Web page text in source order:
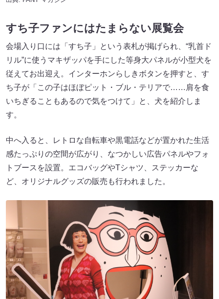
すち子ファンにはたまらない展覧会
会場入り口には「すち子」という表札が掲げられ、“乳首ド
リル”に使うマキザッパを手にした等身大パネルが小型犬を
従えてお出迎え。インターホンらしきボタンを押すと、す
ち子が「この子はほぼピット・ブル・テリアで……肩を食
いちぎることもあるので気をつけて」と、犬を紹介しま
す。
中へ入ると、レトロな自転車や黒電話などが置かれた生活
感たっぷりの空間が広がり、なつかしい広告パネルやフォ
トブースを設置。エコバッグやTシャツ、ステッカーな
ど、オリジナルグッズの販売も行われました。